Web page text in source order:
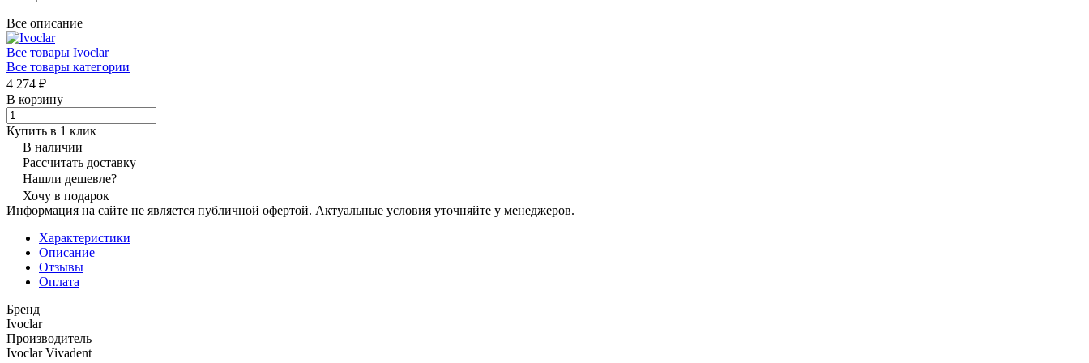
Все описание
Все товары Ivoclar
Все товары категории
4 274 ₽
В корзину
Купить в 1 клик
В наличии
Рассчитать доставку
Нашли дешевле?
Хочу в подарок
Информация на сайте не является публичной офертой. Актуальные условия уточняйте у менеджеров.
Характеристики
Описание
Отзывы
Оплата
Бренд
Ivoclar
Производитель
Ivoclar Vivadent